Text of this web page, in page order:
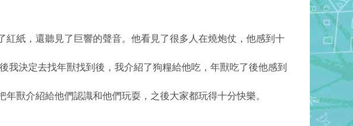
紙，還聽見了巨響的聲音。他看見了很多人在燒炮仗，他感到十
決定去找年獸找到後，我介紹了狗糧給他吃，年獸吃了後他感到
獸介紹給他們認識和他們玩耍，之後大家都玩得十分快樂。